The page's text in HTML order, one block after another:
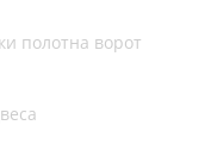
полотна ворот